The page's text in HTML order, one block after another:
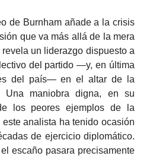
de Burnham añade a la crisis
que va más allá de la mera
un liderazgo dispuesto a
del partido —y, en última
del país— en el altar de la
Una maniobra digna, en su
los peores ejemplos de la
analista ha tenido ocasión
de ejercicio diplomático.
escaño pasara precisamente